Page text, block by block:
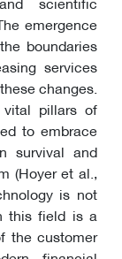
emergence
boundaries
services
changes.
pillars of
to embrace
survival and
(Hoyer et al.,
is not
this field is a
the customer